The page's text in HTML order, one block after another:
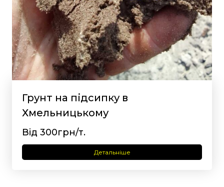
Грунт на підсипку в
Хмельницькому
Від 300грн/т.
Детальніше